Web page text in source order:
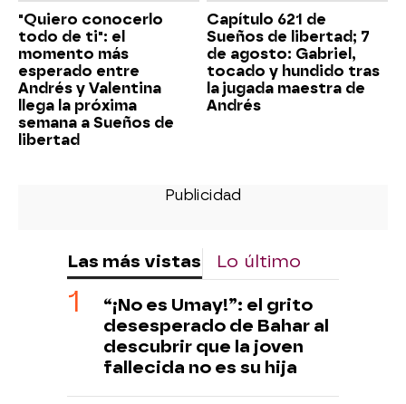
"Quiero conocerlo
todo de ti": el
momento más
esperado entre
Andrés y Valentina
llega la próxima
semana a Sueños de
libertad
Capítulo 621 de
Sueños de libertad; 7
de agosto: Gabriel,
tocado y hundido tras
la jugada maestra de
Andrés
Las más vistas Lo último
“¡No es Umay!”: el grito
desesperado de Bahar al
descubrir que la joven
fallecida no es su hija